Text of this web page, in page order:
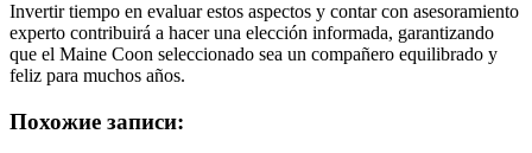
Invertir tiempo en evaluar estos aspectos y contar con asesoramiento
experto contribuirá a hacer una elección informada, garantizando
que el Maine Coon seleccionado sea un compañero equilibrado y
feliz para muchos años.
Похожие записи: